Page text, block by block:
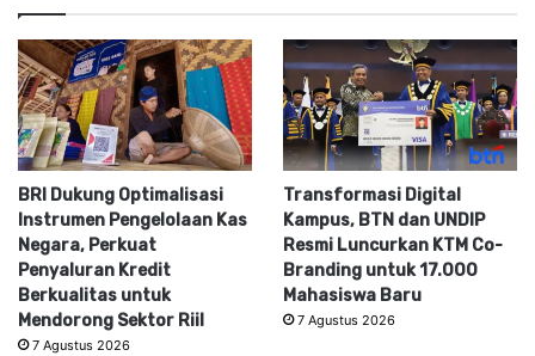
BRI Dukung Optimalisasi
Instrumen Pengelolaan Kas
Negara, Perkuat
Penyaluran Kredit
Berkualitas untuk
Mendorong Sektor Riil
7 Agustus 2026
Transformasi Digital
Kampus, BTN dan UNDIP
Resmi Luncurkan KTM Co-
Branding untuk 17.000
Mahasiswa Baru
7 Agustus 2026